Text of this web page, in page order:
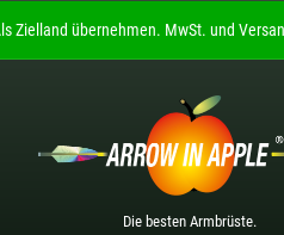
Die besten Armbrüste.
bei
Die besten Armbrüste.
Bitte wählen Sie Ihre
Deutsch (DE)
Zielland übernehmen. MwSt. und